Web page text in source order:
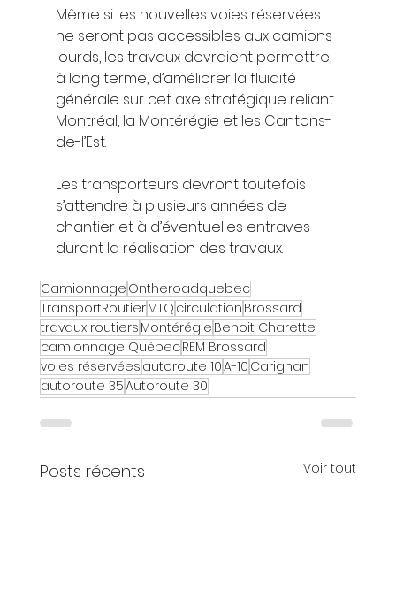
Même si les nouvelles voies réservées
ne seront pas accessibles aux camions
lourds, les travaux devraient permettre,
à long terme, d’améliorer la fluidité
générale sur cet axe stratégique reliant
Montréal, la Montérégie et les Cantons-
de-l’Est.
Les transporteurs devront toutefois
s’attendre à plusieurs années de
chantier et à d’éventuelles entraves
durant la réalisation des travaux.
Camionnage Ontheroadquebec
TransportRoutierMTQ circulation Brossard
travaux routiers Montérégie Benoit Charette
camionnage QuébecREM Brossard
voies réservées autoroute 10A-10 Carignan
autoroute 35Autoroute 30
Posts récents Voir tout